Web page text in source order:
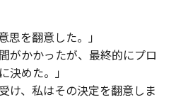
思を翻意した。」
がかかったが、最終的にプロ
決めた。」
け、私はその決定を翻意しま